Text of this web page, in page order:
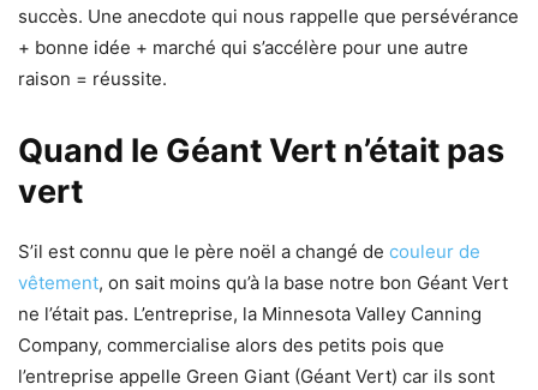
succès. Une anecdote qui nous rappelle que persévérance
+ bonne idée + marché qui s’accélère pour une autre
raison = réussite.
Quand le Géant Vert n’était pas
vert
S’il est connu que le père noël a changé de couleur de
vêtement, on sait moins qu’à la base notre bon Géant Vert
ne l’était pas. L’entreprise, la Minnesota Valley Canning
Company, commercialise alors des petits pois que
l’entreprise appelle Green Giant (Géant Vert) car ils sont